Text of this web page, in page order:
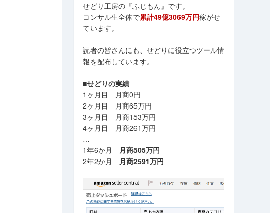
せどり工房の『ふじもん』です。
コンサル生全体で累計49億3069万円稼がせ
ています。
読者の皆さんにも、せどりに役立つツール情
報を配布しています。
■せどりの実績
1ヶ月目 月商0円
2ヶ月目 月商65万円
3ヶ月目 月商153万円
4ヶ月目 月商261万円
…
1年6か月 月商505万円
2年2か月 月商2591万円